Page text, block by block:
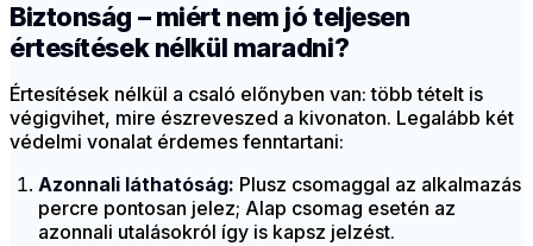
Biztonság – miért nem jó teljesen
értesítések nélkül maradni?
Értesítések nélkül a csaló előnyben van: több tételt is
végigvihet, mire észreveszed a kivonaton. Legalább két
védelmi vonalat érdemes fenntartani:
Azonnali láthatóság: Plusz csomaggal az alkalmazás
percre pontosan jelez; Alap csomag esetén az
azonnali utalásokról így is kapsz jelzést.